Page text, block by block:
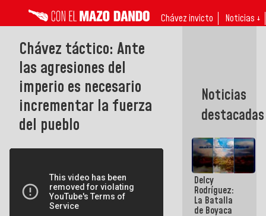
Chávez invicto Noticias ↓
Chávez táctico: Ante
las agresiones del
imperio es necesario
incrementar la fuerza
del pueblo
Noticias
destacadas
Delcy
Rodríguez:
La Batalla
de Boyaca